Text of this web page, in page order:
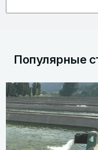
Популярные
РЫНКИ